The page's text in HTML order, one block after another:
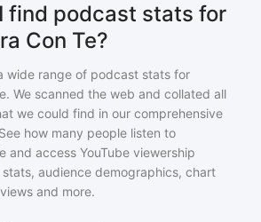
find podcast stats for
Con Te?
wide range of podcast stats for
. We scanned the web and collated all
we could find in our comprehensive
how many people listen to
and access YouTube viewership
audience demographics, chart
and more.